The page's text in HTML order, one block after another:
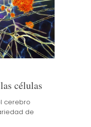
células
cerebro
de